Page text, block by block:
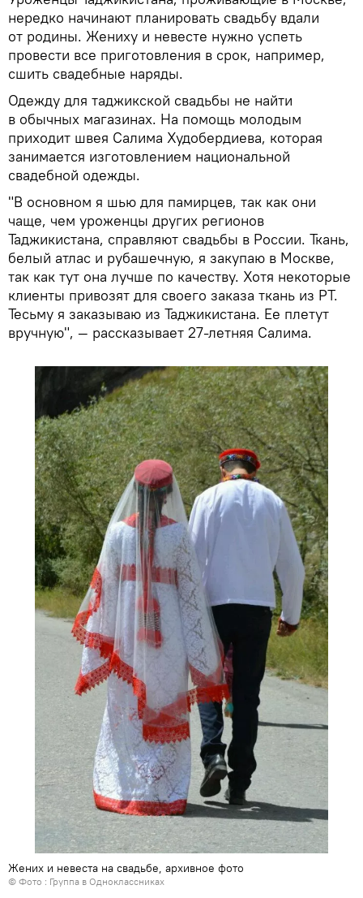
нередко начинают планировать свадьбу вдали
от родины. Жениху и невесте нужно успеть
провести все приготовления в срок, например,
сшить свадебные наряды.
Одежду для таджикской свадьбы не найти
в обычных магазинах. На помощь молодым
приходит швея Салима Худобердиева, которая
занимается изготовлением национальной
свадебной одежды.
"В основном я шью для памирцев, так как они
чаще, чем уроженцы других регионов
Таджикистана, справляют свадьбы в России. Ткань,
белый атлас и рубашечную, я закупаю в Москве,
так как тут она лучше по качеству. Хотя некоторые
клиенты привозят для своего заказа ткань из РТ.
Тесьму я заказываю из Таджикистана. Ее плетут
вручную", — рассказывает 27-летняя Салима.
Жених и невеста на свадьбе, архивное фото
© Фото : Группа в Одноклассниках